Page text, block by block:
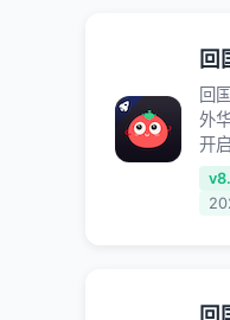
回
回
外
开
视
海
回